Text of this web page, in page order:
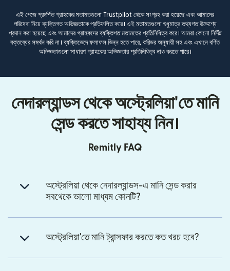
এই পেজে প্রদর্শিত গ্রাহকের মতামতগুলো Trustpilot থেকে সংগ্রহ করা হয়েছে এবং আমাদের
পরিষেবা নিয়ে ব্যক্তিগত অভিজ্ঞতাকে প্রতিফলিত করে। এই মতামতগুলো শুধুমাত্র তথ্যগত উদ্দেশ্যে
প্রদান করা হয়েছে এবং আমাদের গ্রাহকদের ব্যক্তিগত মতামতের প্রতিনিধিত্ব করে। আমরা কোনো নির্দিষ্ট
বক্তব্যের সমর্থন করি না। ব্যক্তিভেদে ফলাফল ভিন্ন হতে পারে, করিডর অনুযায়ী সহ এবং এখানে বর্ণিত
অভিজ্ঞতাগুলো সাধারণ গ্রাহকের অভিজ্ঞতার প্রতিনিধিত্ব নাও করতে পারে।
নেদারল্যান্ডস থেকে অস্ট্রেলিয়া'তে মানি
সেন্ড করতে সাহায্য নিন।
Remitly FAQ
অস্ট্রেলিয়া থেকে নেদারল্যান্ডস-এ মানি সেন্ড করার
সবথেকে ভালো মাধ্যম কোনটি?
অস্ট্রেলিয়া'তে মানি ট্রান্সফার করতে কত খরচ হবে?